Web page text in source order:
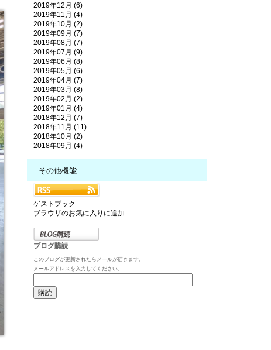
2019年12月 (6)
2019年11月 (4)
2019年10月 (2)
2019年09月 (7)
2019年08月 (7)
2019年07月 (9)
2019年06月 (8)
2019年05月 (6)
2019年04月 (7)
2019年03月 (8)
2019年02月 (2)
2019年01月 (4)
2018年12月 (7)
2018年11月 (11)
2018年10月 (2)
2018年09月 (4)
その他機能
ゲストブック
ブラウザのお気に入りに追加
ブログ購読
このブログが更新されたらメールが届きます。
メールアドレスを入力してください。